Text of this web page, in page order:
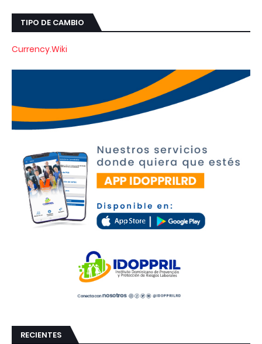
TIPO DE CAMBIO
Currency.Wiki
RECIENTES